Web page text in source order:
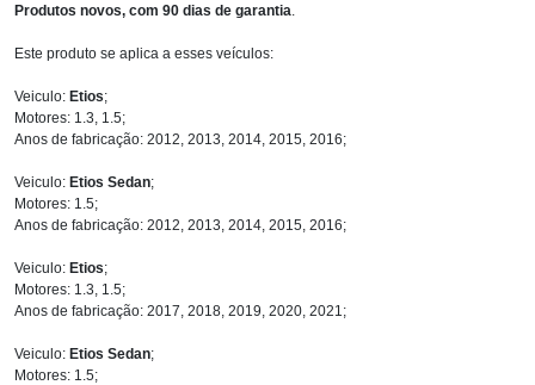
Produtos novos, com 90 dias de garantia
Este produto se aplica a esses veículos:
Veiculo: Etios;
Motores: 1.3, 1.5;
Anos de fabricação: 2012, 2013, 2014, 2015, 2016;
Veiculo: Etios Sedan;
Motores: 1.5;
Anos de fabricação: 2012, 2013, 2014, 2015, 2016;
Veiculo: Etios;
Motores: 1.3, 1.5;
Anos de fabricação: 2017, 2018, 2019, 2020, 2021;
Veiculo: Etios Sedan;
Motores: 1.5;